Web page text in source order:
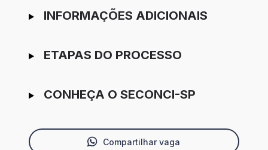
INFORMAÇÕES ADICIONAIS
ETAPAS DO PROCESSO
CONHEÇA O SECONCI-SP
Compartilhar vaga